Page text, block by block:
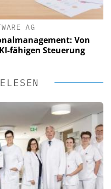
AG
Von
fähigen Steuerung